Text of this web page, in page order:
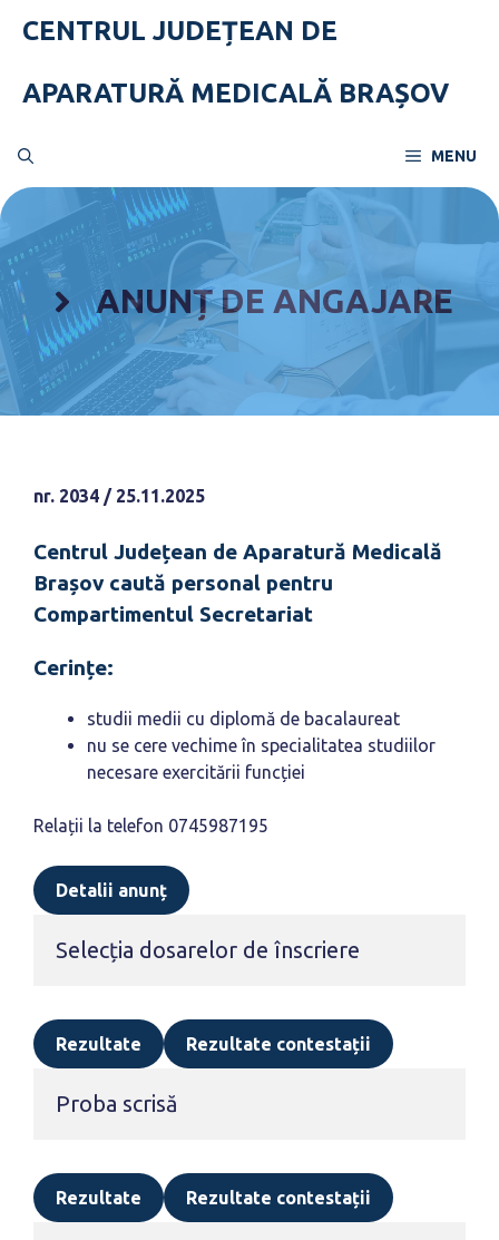
CENTRUL JUDEȚEAN DE
APARATURĂ MEDICALĂ BRAȘOV
MENU
ANUNȚ DE ANGAJARE
nr. 2034 / 25.11.2025
Centrul Județean de Aparatură Medicală
Brașov caută personal pentru
Compartimentul Secretariat
Cerințe:
studii medii cu diplomă de bacalaureat
nu se cere vechime în specialitatea studiilor
necesare exercitării funcției
Relații la telefon 0745987195
Detalii anunț
Selecția dosarelor de înscriere
Rezultate Rezultate contestații
Proba scrisă
Rezultate Rezultate contestații